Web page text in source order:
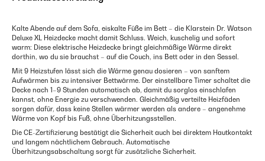
Kalte Abende auf dem Sofa, eiskalte Füße im Bett – die Klarstein Dr. Watson
Deluxe XL Heizdecke macht damit Schluss. Weich, kuschelig und sofort
warm: Diese elektrische Heizdecke bringt gleichmäßige Wärme direkt
dorthin, wo du sie brauchst – auf die Couch, ins Bett oder in den Sessel.
Mit 9 Heizstufen lässt sich die Wärme genau dosieren – von sanftem
Aufwärmen bis zu intensiver Bettwärme. Der einstellbare Timer schaltet die
Decke nach 1–9 Stunden automatisch ab, damit du sorglos einschlafen
kannst, ohne Energie zu verschwenden. Gleichmäßig verteilte Heizfäden
sorgen dafür, dass keine Stellen wärmer werden als andere – angenehme
Wärme von Kopf bis Fuß, ohne Überhitzungsstellen.
Die CE-Zertifizierung bestätigt die Sicherheit auch bei direktem Hautkontakt
und langem nächtlichem Gebrauch. Automatische
Überhitzungsabschaltung sorgt für zusätzliche Sicherheit.